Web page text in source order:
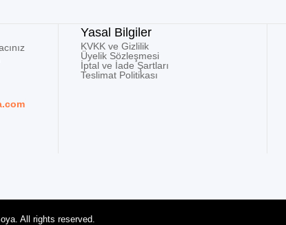
Yasal Bilgiler
KVKK ve Gizlilik
Üyelik Sözleşmesi
İptal ve İade Şartları
Teslimat Politikası
All rights reserved.